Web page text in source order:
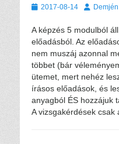
Közzétéve
2017-08-14 Szerző
A képzés 5 modulból
előadásból. Az
nem muszáj azonnal
többet (bár
ütemet, mert nehéz
írásos előadások, és
anyagból ÉS hozzájuk
A vizsgakérdések csak